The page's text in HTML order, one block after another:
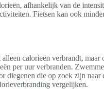
afhankelijk van de
Fietsen kan ook
calorieën verbrandt, maar
per uur verbranden.
diegenen die op zoek zijn
vergelijken.